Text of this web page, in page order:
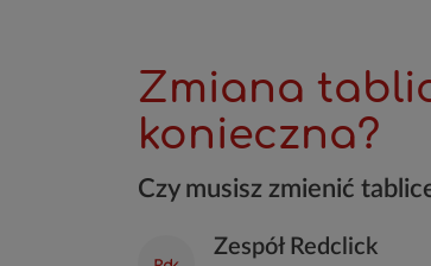
Zmiana
konieczna?
Czy musisz zmienić
Zespół Redclick